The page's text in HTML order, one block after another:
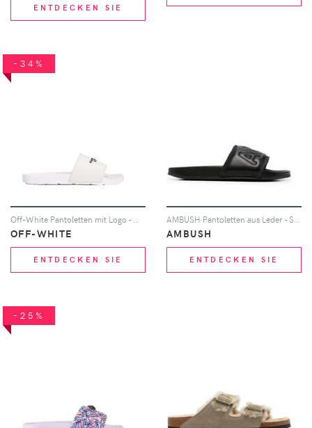
ENTDECKEN SIE
-34%
OFF-WHITE
ENTDECKEN SIE
AMBUSH
ENTDECKEN SIE
-25%